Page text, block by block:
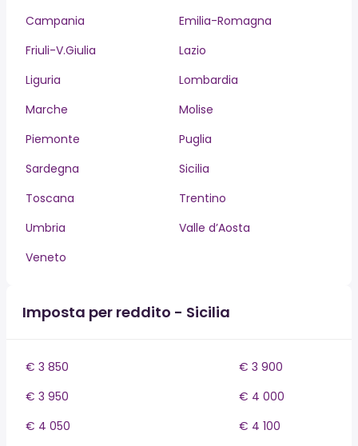
Campania
Emilia-Romagna
Friuli-V.Giulia
Lazio
Liguria
Lombardia
Marche
Molise
Piemonte
Puglia
Sardegna
Sicilia
Toscana
Trentino
Umbria
Valle d’Aosta
Veneto
Imposta per reddito - Sicilia
€ 3 850
€ 3 900
€ 3 950
€ 4 000
€ 4 050
€ 4 100